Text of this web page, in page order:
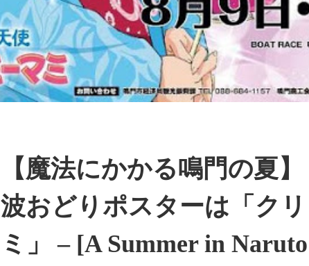
【魔法にかかる鳴門の夏
波おどりポスターは「ク
ミ」 – [A Summer in